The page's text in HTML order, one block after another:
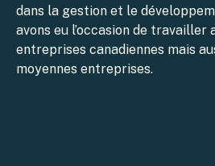
dans la gestion et le
avons eu l’occasion de travailler
entreprises canadiennes mais
moyennes entreprises.